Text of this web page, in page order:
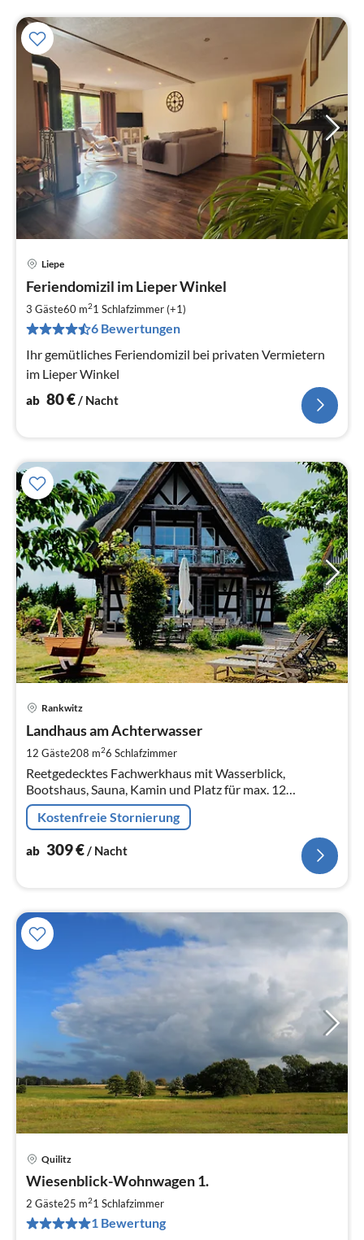
Liepe
Feriendomizil im Lieper Winkel
3 Gäste60 m21 Schlafzimmer (+1)
6 Bewertungen
Ihr gemütliches Feriendomizil bei privaten Vermietern
im Lieper Winkel
ab 80€/ Nacht
Rankwitz
Landhaus am Achterwasser
12 Gäste208 m26 Schlafzimmer
Reetgedecktes Fachwerkhaus mit Wasserblick,
Bootshaus, Sauna, Kamin und Platz für max. 12
Personen - ideal für Großfamilien und Gruppen.
Kostenfreie Stornierung
ab 309€/ Nacht
Quilitz
Wiesenblick-Wohnwagen 1.
2 Gäste25 m21 Schlafzimmer
1 Bewertung